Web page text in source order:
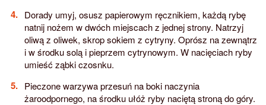
Dorady umyj, osusz papierowym ręcznikiem, każdą rybę
natnij nożem w dwóch miejscach z jednej strony. Natrzyj
oliwą z oliwek, skrop sokiem z cytryny. Oprósz na zewnątrz
i w środku solą i pieprzem cytrynowym. W nacięciach ryby
umieść ząbki czosnku.
Pieczone warzywa przesuń na boki naczynia
żaroodpornego, na środku ułóż ryby naciętą stroną do góry.